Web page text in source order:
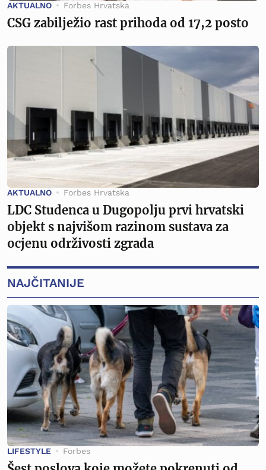
AKTUALNO Forbes Hrvatska
CSG zabilježio rast prihoda od 17,2 posto
AKTUALNO Forbes Hrvatska
LDC Studenca u Dugopolju prvi hrvatski
objekt s najvišom razinom sustava za
ocjenu održivosti zgrada
NAJČITANIJE
LIFESTYLE Forbes